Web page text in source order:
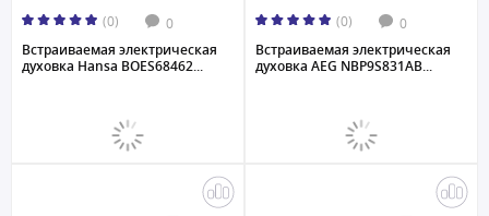
(0) 0
Встраиваемая электрическая
духовка Hansa BOES68462...
(0) 0
Встраиваемая электрическая
духовка AEG NBP9S831AB...